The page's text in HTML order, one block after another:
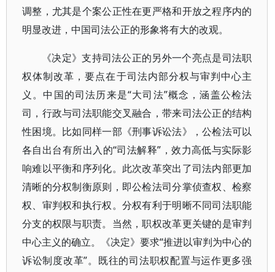
调整，尤其是个案公正性在更严格和开放之程序内的
明显改进，中国司法公正的形象将有大的改观。
《决定》支持司法公正的另外一个亮点是司法职
权体制改革，要点在于司法内部分权与审判中心主
义。中国的司法历来是“大司法”概念，涵盖公检法
司，行政与司法职能交叉融合，带来司法公正的结构
性困境。比如同样一部《刑事诉讼法》，公检法可以
各自出台有所出入的“司法解释”，效力高低与实际影
响难以平衡和序列化。此次改革突出了司法内部更加
清晰的分权制衡原则，即公检法司分掌侦查权、检察
权、审判权和执行权。分权有利于明晰不同司法职能
分支的权限与职责。当然，职权改革更关键的是审判
中心主义的确立。《决定》要求“推进以审判为中心的
诉讼制度改革”。既往的司法职权配置与运作更多强